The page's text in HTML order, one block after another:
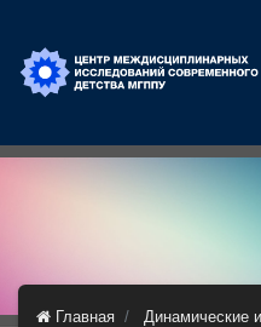
Главная
Динамические